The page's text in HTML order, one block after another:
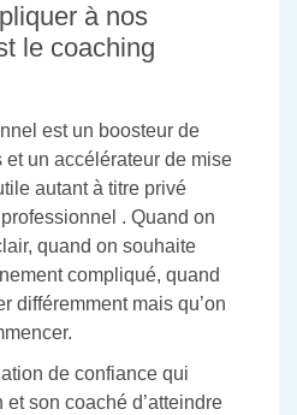
à nos
le coaching
est un boosteur de
un accélérateur de mise
autant à titre privé
. Quand on
quand on souhaite
compliqué, quand
différemment mais qu’on
de confiance qui
et son coaché d’atteindre